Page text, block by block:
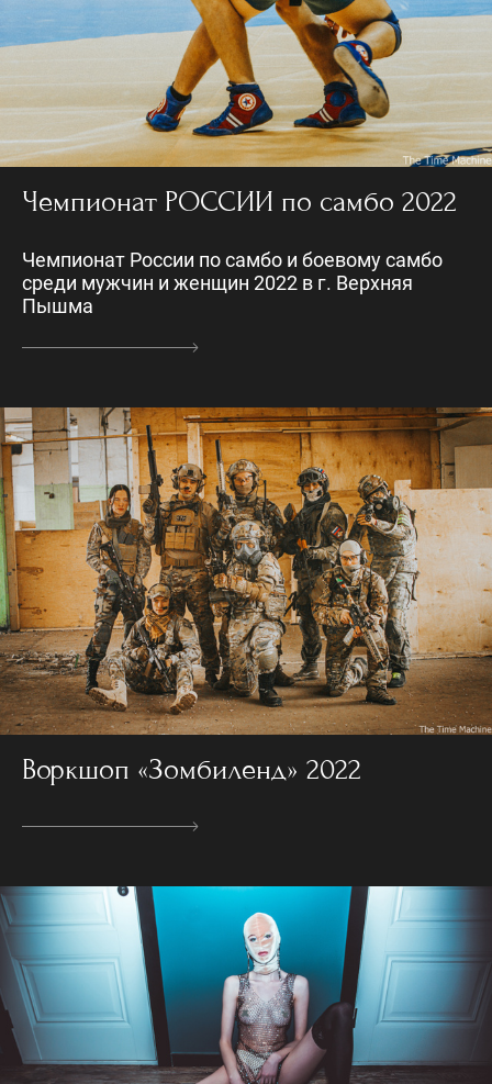
Чемпионат РОССИИ по самбо 2022
Чемпионат России по самбо и боевому самбо
среди мужчин и женщин 2022 в г. Верхняя
Пышма
Воркшоп «Зомбиленд» 2022